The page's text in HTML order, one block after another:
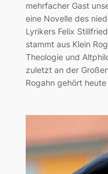
mehrfacher Gast
eine Novelle des
Lyrikers Felix
stammt aus Klein
Theologie und
zuletzt an der
Rogahn gehört